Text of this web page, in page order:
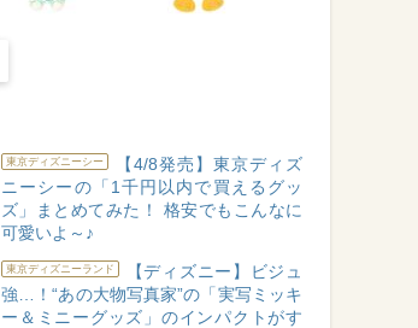
東京ディズニーシー
【4/8発売】東京ディズ
ニーシーの「1千円以内で買えるグッ
ズ」まとめてみた！ 格安でもこんなに
可愛いよ～♪
東京ディズニーランド
【ディズニー】ビジュ
強…！“あの大物写真家”の「実写ミッキ
ー＆ミニーグッズ」のインパクトがす